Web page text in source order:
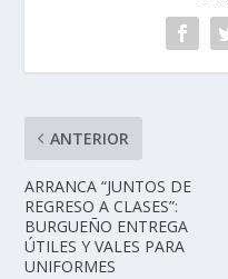
ANTERIOR
ARRANCA “JUNTOS DE
REGRESO A CLASES”:
BURGUEÑO ENTREGA
ÚTILES Y VALES PARA
UNIFORMES